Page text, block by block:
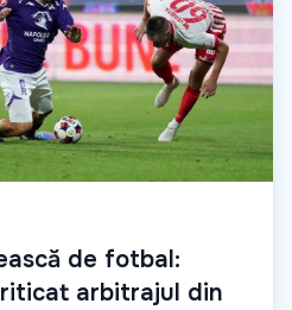
de fotbal:
arbitrajul din